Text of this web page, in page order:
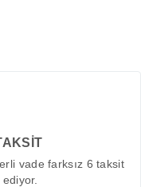
vade farksız 6 taksit